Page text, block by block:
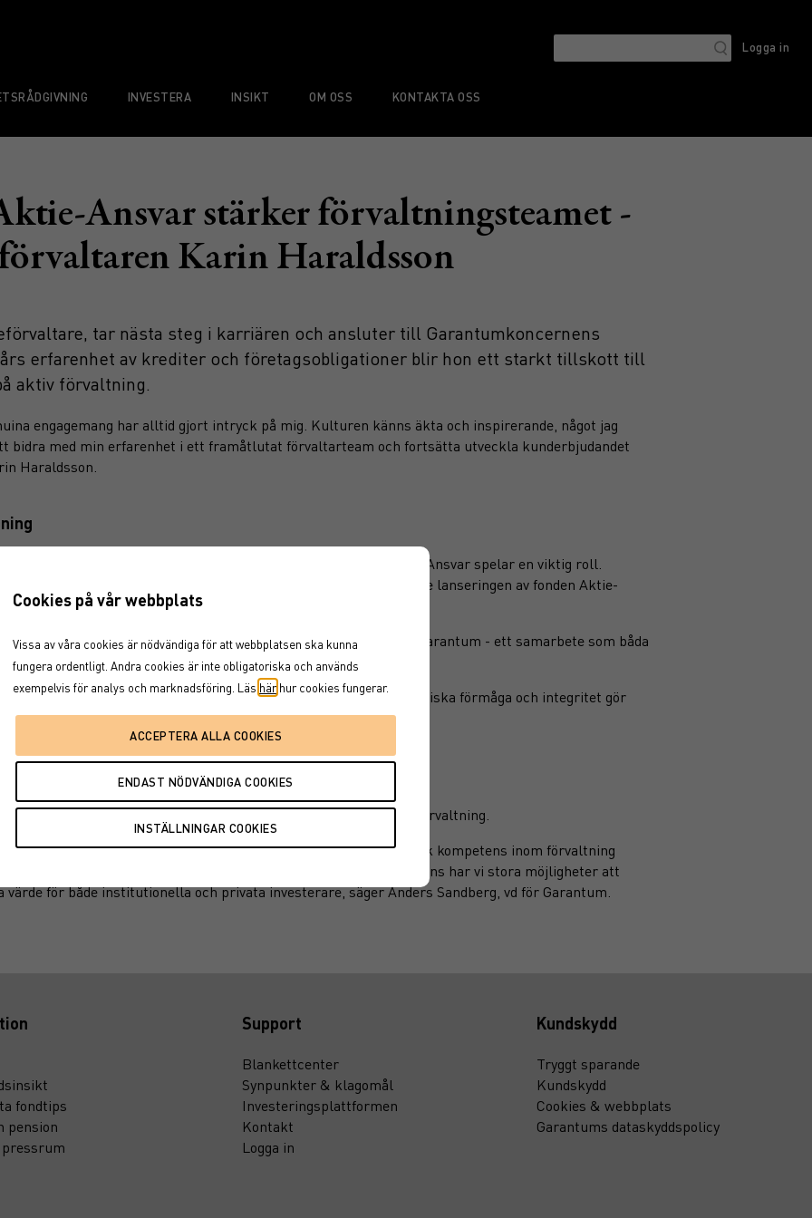
Logga in
INVESTERA INSIKT OM OSS KONTAKTA OSS
Ansvar stärker förvaltningsteamet -
Karin Haraldsson
tar nästa steg i karriären och ansluter till Garantumkoncernens
erfarenhet av krediter och företagsobligationer blir hon ett starkt tillskott till
aktiv förvaltning.
engagemang har alltid gjort intryck på mig. Kulturen känns äkta och inspirerande, något jag
bidra med min erfarenhet i ett framåtlutat förvaltarteam och fortsätta utveckla kunderbjudandet
Haraldsson.
stärkt sin position inom aktiv förvaltning, där fondbolaget Aktie-Ansvar spelar en viktig roll.
genom rekryteringen av Karin Haraldsson och den kommande lanseringen av fonden Aktie-
ledning av Charlotta Faxén.
under många år på Lannebo Fonder och återförenas nu hos Garantum - ett samarbete som båda
erfarenhet inom kreditförvaltning. Hennes noggrannhet, analytiska förmåga och integritet gör
förvaltningsteamet, säger Charlotta Faxén.
långsiktiga satsning på att stärka kompetensen inom aktiv förvaltning.
bevis på att vi är på rätt väg. Med ett tydligt kundfokus och stark kompetens inom förvaltning
individanpassade lösningar utifrån kundernas behov. Tillsammans har vi stora möjligheter att
för både institutionella och privata investerare, säger Anders Sandberg, vd för Garantum.
fondtips
pension
Support
Blankettcenter
Synpunkter & klagomål
Investeringsplattformen
Kontakt
Logga in
Kundskydd
Tryggt sparande
Kundskydd
Cookies & webbplats
Garantums dataskyddspolicy
Cookies på vår webbplats
Vissa av våra cookies är nödvändiga för att webbplatsen ska kunna
fungera ordentligt. Andra cookies är inte obligatoriska och används
exempelvis för analys och marknadsföring. Läs här hur cookies fungerar.